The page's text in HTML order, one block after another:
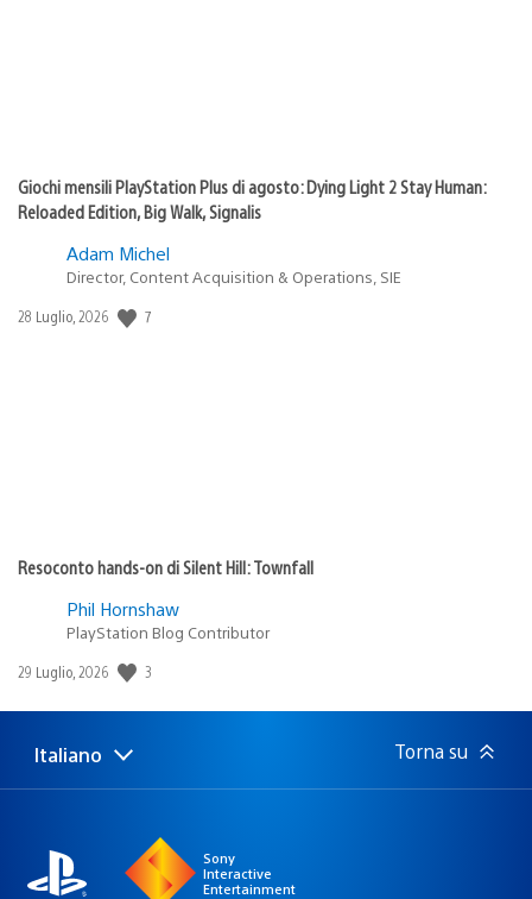
Giochi mensili PlayStation Plus di agosto: Dying Light 2 Stay Human:
Reloaded Edition, Big Walk, Signalis
Adam Michel
Director, Content Acquisition & Operations, SIE
Data
28 Luglio, 2026 7
Resoconto hands-on di Silent Hill: Townfall
Phil Hornshaw
PlayStation Blog Contributor
Data
pubblicazione:
29 Luglio, 2026 3
Seleziona
una
Regione
attuale:
Italiano Torna su
Sony
Interactive
Entertainment